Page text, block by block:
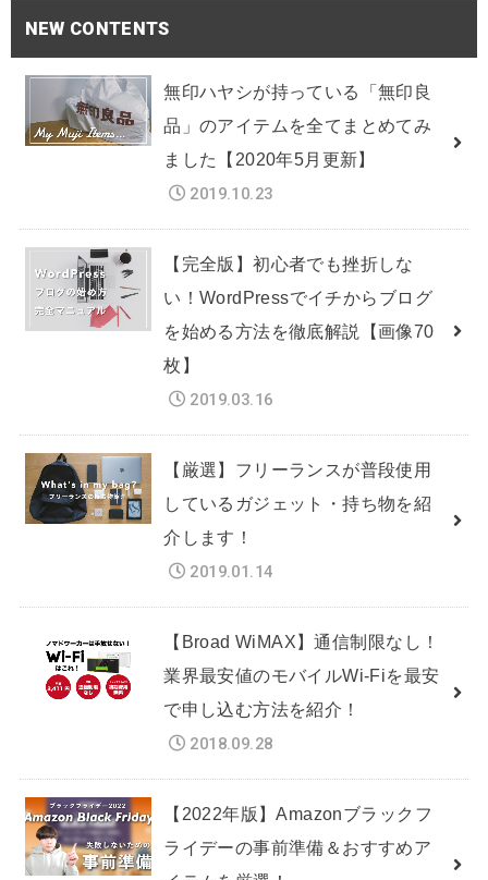
NEW CONTENTS
無印ハヤシが持っている「無印良
品」のアイテムを全てまとめてみ
ました【2020年5月更新】
2019.10.23
【完全版】初心者でも挫折しな
い！WordPressでイチからブログ
を始める方法を徹底解説【画像70
枚】
2019.03.16
【厳選】フリーランスが普段使用
しているガジェット・持ち物を紹
介します！
2019.01.14
【Broad WiMAX】通信制限なし！
業界最安値のモバイルWi-Fiを最安
で申し込む方法を紹介！
2018.09.28
【2022年版】Amazonブラックフ
ライデーの事前準備＆おすすめア